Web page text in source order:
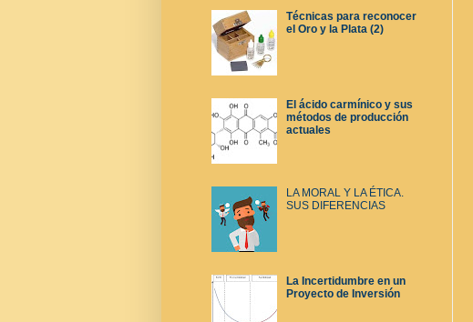
Técnicas para reconocer
el Oro y la Plata (2)
El ácido carmínico y sus
métodos de producción
actuales
LA MORAL Y LA ÉTICA.
SUS DIFERENCIAS
La Incertidumbre en un
Proyecto de Inversión